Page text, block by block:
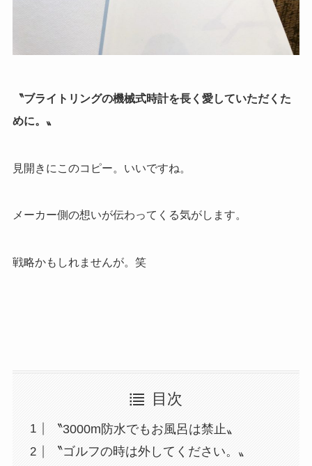
〝ブライトリングの機械式時計を長く愛していただくた
めに。〟
見開きにこのコピー。いいですね。
メーカー側の想いが伝わってくる気がします。
戦略かもしれませんが。笑
目次
〝3000m防水でもお風呂は禁止〟
〝ゴルフの時は外してください。〟